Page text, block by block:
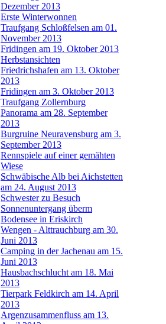
Dezember 2013
Erste Winterwonnen
Traufgang Schloßfelsen am 01.
November 2013
Fridingen am 19. Oktober 2013
Herbstansichten
Friedrichshafen am 13. Oktober
2013
Fridingen am 3. Oktober 2013
Traufgang Zollernburg
Panorama am 28. September
2013
Burgruine Neuravensburg am 3.
September 2013
Rennspiele auf einer gemähten
Wiese
Schwäbische Alb bei Aichstetten
am 24. August 2013
Schwester zu Besuch
Sonnenuntergang überm
Bodensee in Eriskirch
Wengen - Alttrauchburg am 30.
Juni 2013
Camping in der Jachenau am 15.
Juni 2013
Hausbachschlucht am 18. Mai
2013
Tierpark Feldkirch am 14. April
2013
Argenzusammenfluss am 13.